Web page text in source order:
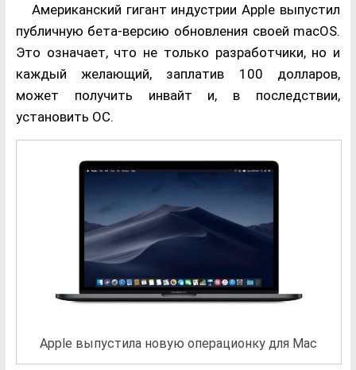
Американский гигант индустрии Apple выпустил
публичную бета-версию обновления своей macOS.
Это означает, что не только разработчики, но и
каждый желающий, заплатив 100 долларов,
может получить инвайт и, в последствии,
установить ОС.
Apple выпустила новую операционку для Mac